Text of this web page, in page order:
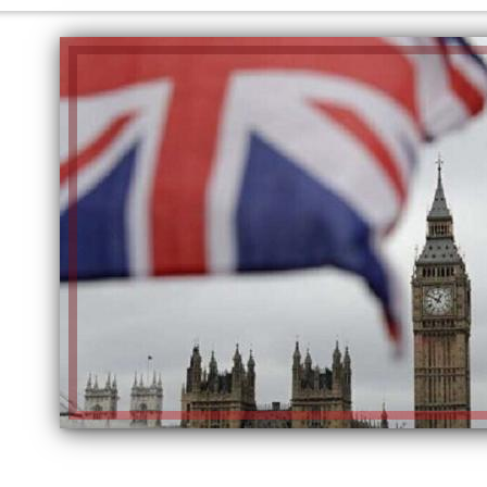
إلهام شرشر تكتب: دي مبقتش كورة..
دي سياسة
الكاتبة إلهام شرشر تهنئ الرئيس
السيسي بعيد ميلاده وتُشيد بجهوده
في بناء الدولة